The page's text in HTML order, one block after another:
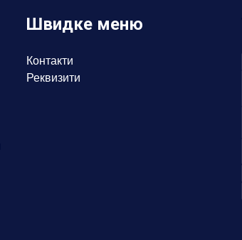
Швидке меню
Контакти
Реквизити